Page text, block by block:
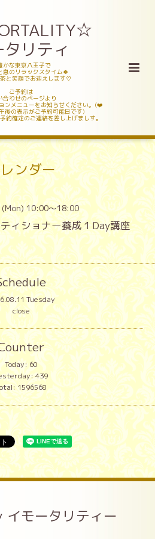
タリティ
かな東京八王子で
息のリラックスタイム🍀
と笑顔でお迎えします♡
ご予約は
合わせのページより
ンメニューをお知らせください。(❤️
後の表示がご予約可能日です)
約確定のご連絡を差し上げましす。
ンダー
10:00～18:00
ィショナー養成１Day講座
Tuesday
close
Today: 60
439
1596568
モータリティー